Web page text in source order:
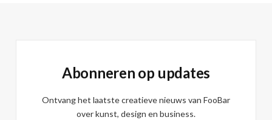
Abonneren op updates
Ontvang het laatste creatieve nieuws van FooBar
over kunst, design en business.